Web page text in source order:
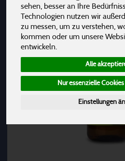
sehen, besser an Ihre
Technologien nutzen wir
zu messen, um zu verstehen,
kommen oder um unsere
entwickeln.
Alle
Nur essenzielle
Einstellungen